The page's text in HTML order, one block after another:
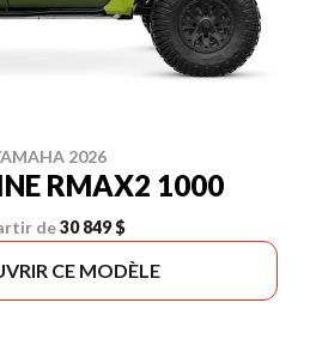
2026
RMAX2 1000
de30 849 $
CE MODÈLE